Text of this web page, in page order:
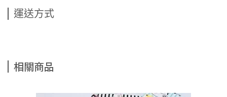
運送方式
相關商品